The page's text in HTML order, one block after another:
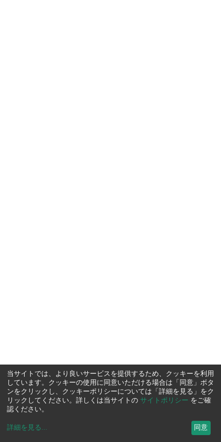
当サイトでは、より良いサービスを提供するため、クッキーを利用
しています。クッキーの使用に同意いただける場合は「同意」ボタ
ンをクリックし、クッキーポリシーについては「詳細を見る」をク
リックしてください。詳しくは当サイトの サイトポリシー をご確
認ください。
詳細を見る ... 同意